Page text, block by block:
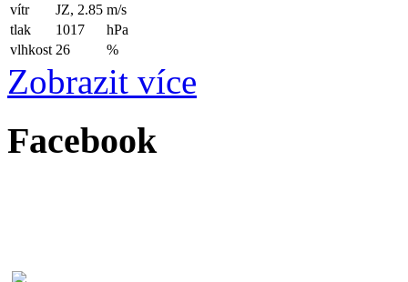
vítr JZ, 2.85 m/s
tlak
1017
hPa
vlhkost 26 %
Zobrazit více
Facebook